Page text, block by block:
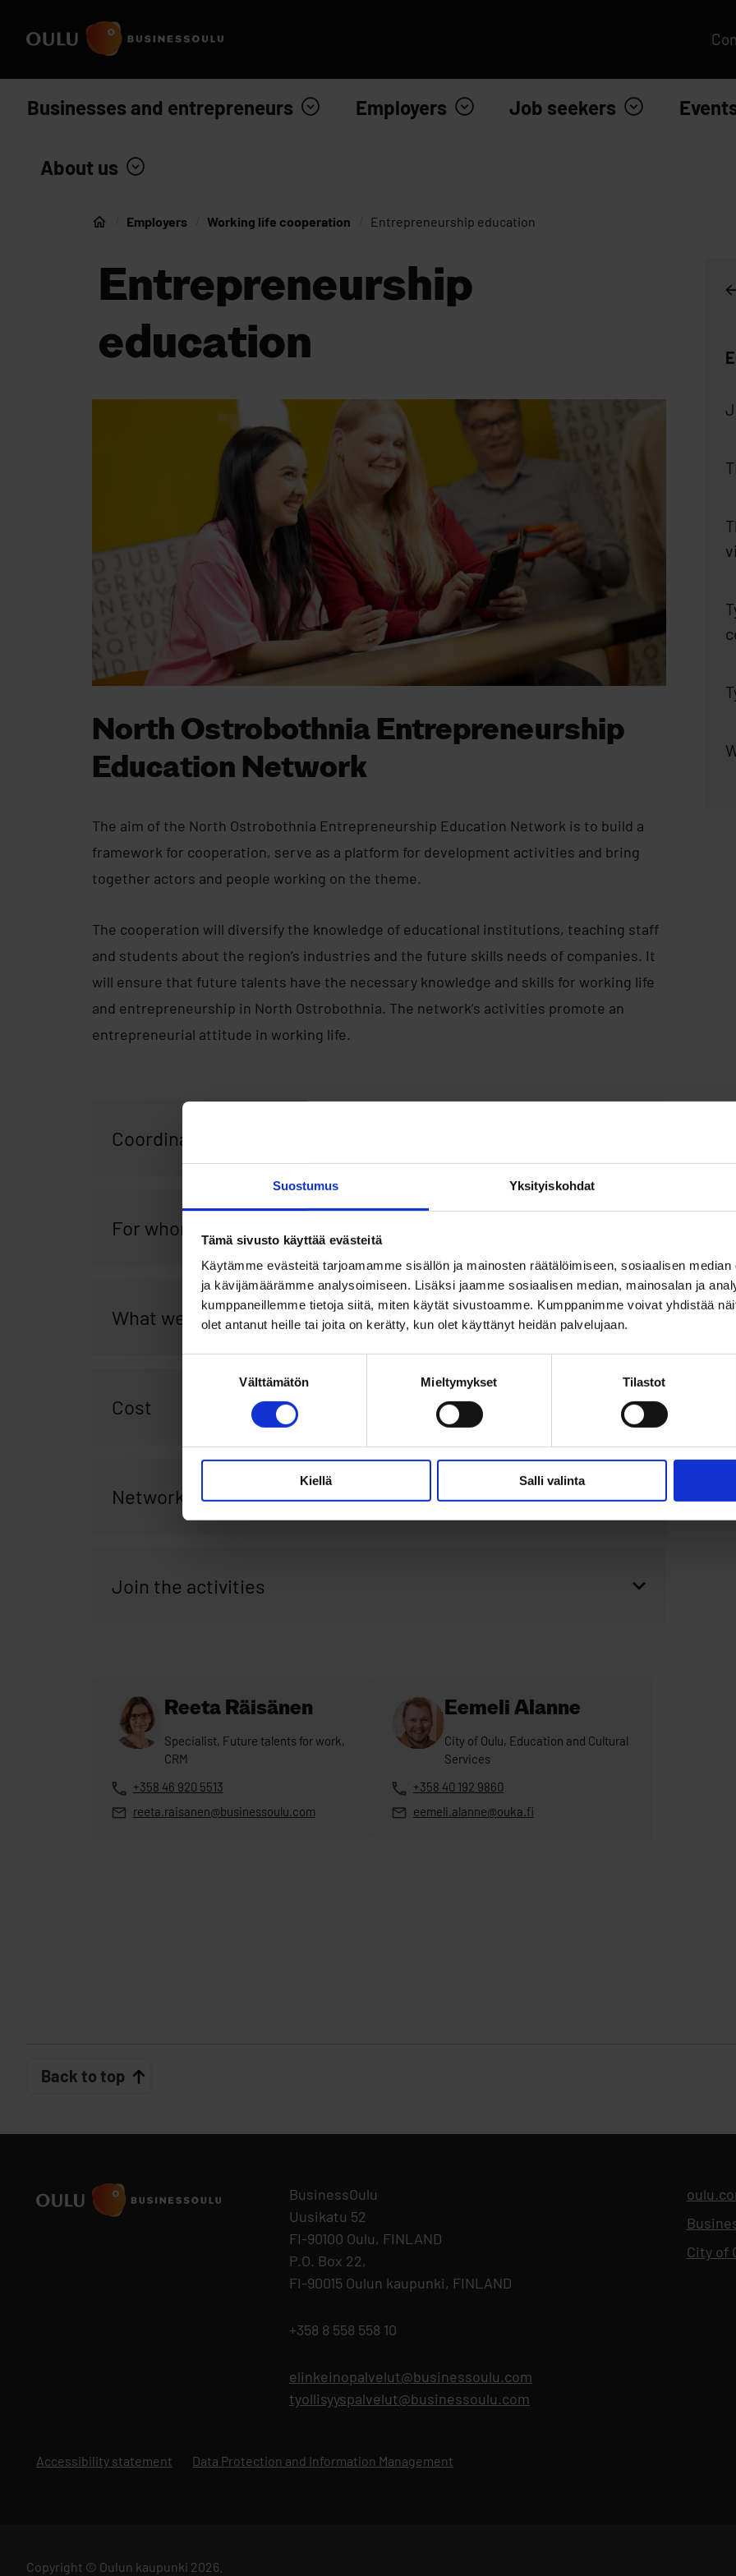
Suostumus Yksityiskohdat
Tämä sivusto käyttää evästeitä
Käytämme evästeitä tarjoamamme sisällön ja mainosten räätälöimiseen, sosiaalisen
ja kävijämäärämme analysoimiseen. Lisäksi jaamme sosiaalisen median, mainosalan ja
kumppaneillemme tietoja siitä, miten käytät sivustoamme. Kumppanimme voivat yhdistää
olet antanut heille tai joita on kerätty, kun olet käyttänyt heidän palvelujaan.
Välttämätön Mieltymykset Tilastot
Kiellä Salli valinta
To home page
Businesses and entrepreneurs Employers Job seekers
About us
Home
Employers Working life cooperation Entrepreneurship education
Entrepreneurship
education
North Ostrobothnia Entrepreneurship
Education Network
The aim of the North Ostrobothnia Entrepreneurship Education Network is to build a
framework for cooperation, serve as a platform for development activities and bring
together actors and people working on the theme.
The cooperation will diversify the knowledge of educational institutions, teaching staff
and students about the region’s industries and the future skills needs of companies. It
will ensure that future talents have the necessary knowledge and skills for working life
and entrepreneurship in North Ostrobothnia. The network’s activities promote an
entrepreneurial attitude in working life.
Coordination, development and implementation
For whom
What we expect from you
Cost
Network meetings
Join the activities
Reeta Räisänen
Specialist, Future talents for work,
CRM
+358 46 920 5513
reeta.raisanen@businessoulu.com
Eemeli Alanne
City of Oulu, Education and Cultural
Services
+358 40 192 9860
eemeli.alanne@ouka.fi
Back to top
BusinessOulu
Uusikatu 52
FI-90100 Oulu, FINLAND
P.O. Box 22,
FI-90015 Oulun kaupunki, FINLAND
+358 8 558 558 10
elinkeinopalvelut@businessoulu.com
tyollisyyspalvelut@businessoulu.com
City of
Accessibility statement Data Protection and Information Management
Copyright © Oulun kaupunki 2026.